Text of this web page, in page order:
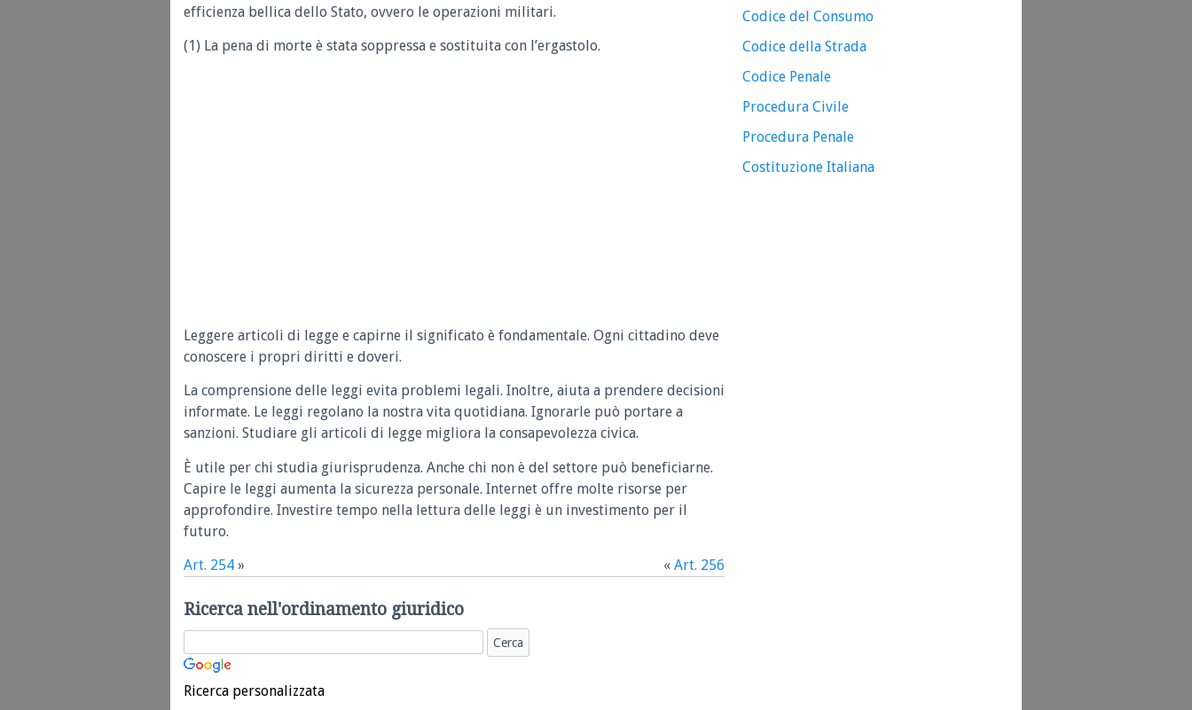
efficienza bellica dello Stato, ovvero le operazioni militari.
(1) La pena di morte è stata soppressa e sostituita con l’ergastolo.
Leggere articoli di legge e capirne il significato è fondamentale. Ogni cittadino deve
conoscere i propri diritti e doveri.
La comprensione delle leggi evita problemi legali. Inoltre, aiuta a prendere decisioni
informate. Le leggi regolano la nostra vita quotidiana. Ignorarle può portare a
sanzioni. Studiare gli articoli di legge migliora la consapevolezza civica.
È utile per chi studia giurisprudenza. Anche chi non è del settore può beneficiarne.
Capire le leggi aumenta la sicurezza personale. Internet offre molte risorse per
approfondire. Investire tempo nella lettura delle leggi è un investimento per il
futuro.
Art. 254 » « Art. 256
Ricerca nell'ordinamento giuridico
Ricerca personalizzata
Codice del Consumo
Codice della Strada
Codice Penale
Procedura Civile
Procedura Penale
Costituzione Italiana